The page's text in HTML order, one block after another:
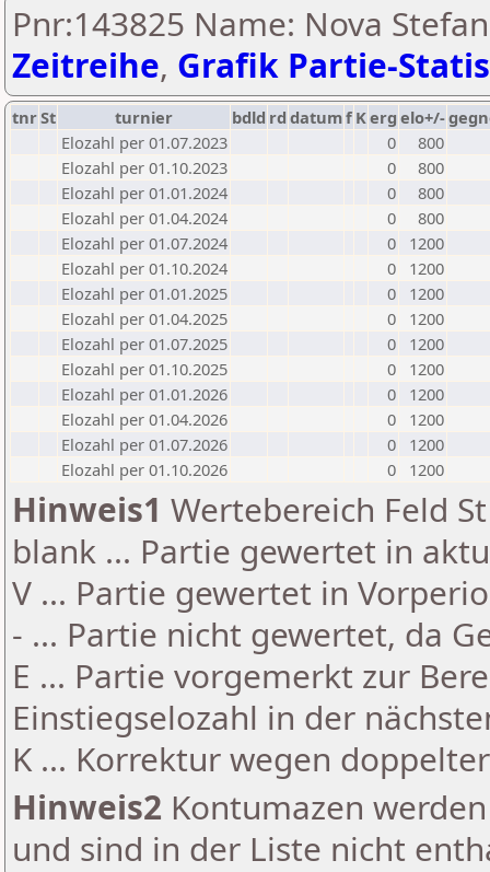
Pnr:143825 Name: Nova
Zeitreihe, Grafik Partie-
tnrSt turnier bdld rd datumf Kerg elo+/-
Elozahl per 01.07.2023
0
800
Elozahl per 01.10.2023
0
800
Elozahl per 01.01.2024
0
800
Elozahl per 01.04.2024
0
800
Elozahl per 01.07.2024
0
1200
Elozahl per 01.10.2024
0
1200
Elozahl per 01.01.2025
0
1200
Elozahl per 01.04.2025
0
1200
Elozahl per 01.07.2025
0
1200
Elozahl per 01.10.2025
0
1200
Elozahl per 01.01.2026
0
1200
Elozahl per 01.04.2026
0
1200
Elozahl per 01.07.2026
0
1200
Elozahl per 01.10.2026
0 1200
Hinweis1 Wertebereich Feld
blank ... Partie gewertet in
V ... Partie gewertet in
- ... Partie nicht gewertet, da
E ... Partie vorgemerkt zur
Einstiegselozahl in der
K ... Korrektur wegen
Hinweis2 Kontumazen
und sind in der Liste nicht